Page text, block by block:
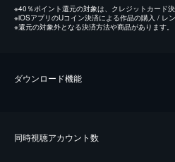
※40％ポイント還元の対象は、クレジットカード
※iOSアプリのUコイン決済による作品の購入 / レ
※還元の対象外となる決済方法や商品があります
ダウンロード機能
同時視聴アカウント数